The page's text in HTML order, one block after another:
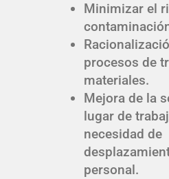
Minimizar el
procesos de
materiales.
Mejora de la
lugar de
necesidad de
personal.